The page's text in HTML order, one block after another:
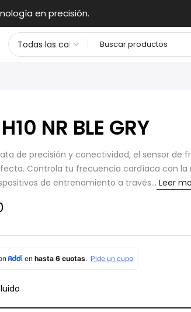
en precisión.
NR BLE GRY
de precisión y conectividad, el sensor de
Controla tu frecuencia cardíaca con
de entrenamiento a través... Leer